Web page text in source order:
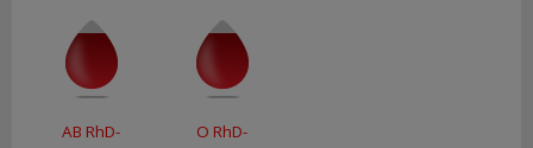
AB RhD- O RhD-